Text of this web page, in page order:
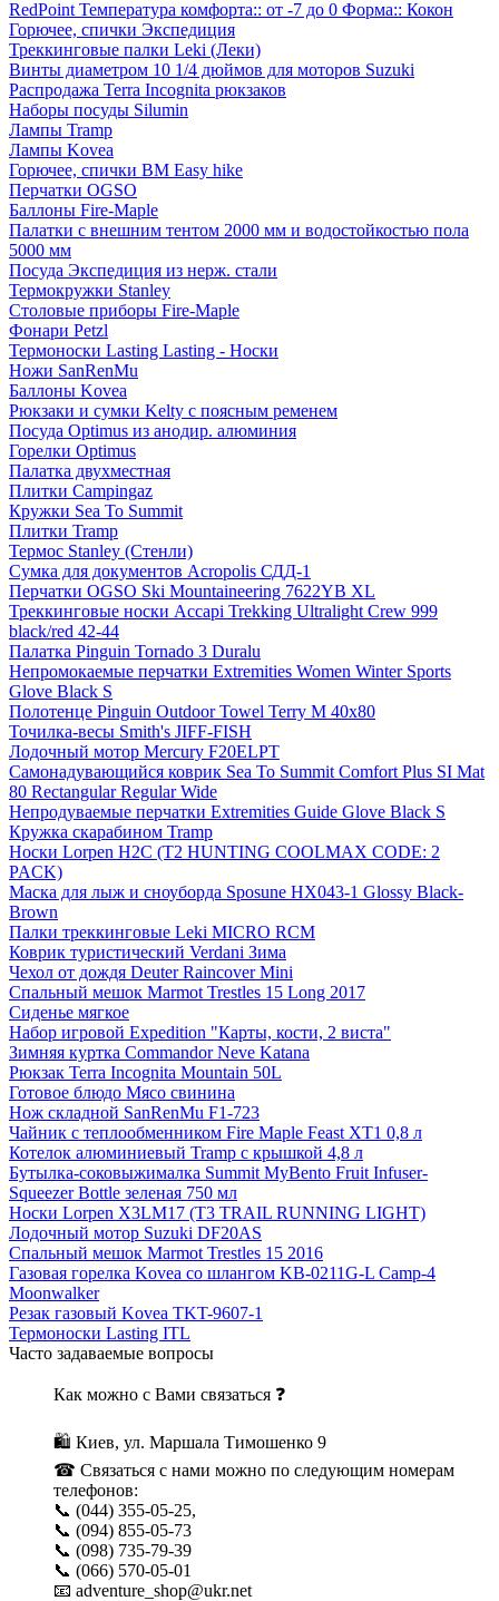
RedPoint Температура комфорта:: от -7 до 0 Форма:: Кокон
Горючее, спички Экспедиция
Треккинговые палки Leki (Леки)
Винты диаметром 10 1/4 дюймов для моторов Suzuki
Распродажа Terra Incognita рюкзаков
Наборы посуды Silumin
Лампы Tramp
Лампы Kovea
Горючее, спички BM Easy hike
Перчатки OGSO
Баллоны Fire-Maple
Палатки с внешним тентом 2000 мм и водостойкостью пола
5000 мм
Посуда Экспедиция из нерж. стали
Термокружки Stanley
Столовые приборы Fire-Maple
Фонари Petzl
Термоноски Lasting Lasting - Носки
Ножи SanRenMu
Баллоны Kovea
Рюкзаки и сумки Kelty с поясным ременем
Посуда Optimus из анодир. алюминия
Горелки Optimus
Палатка двухместная
Плитки Campingaz
Кружки Sea To Summit
Плитки Tramp
Термос Stanley (Стенли)
Сумка для документов Acropolis СДД-1
Перчатки OGSO Ski Mountaineering 7622YB XL
Треккинговые носки Accapi Trekking Ultralight Crew 999
black/red 42-44
Палатка Pinguin Tornado 3 Duralu
Непромокаемые перчатки Extremities Women Winter Sports
Glove Black S
Полотенце Pinguin Outdoor Towel Terry M 40х80
Точилка-весы Smith's JIFF-FISH
Лодочный мотор Mercury F20ELPT
Самонадувающийся коврик Sea To Summit Comfort Plus SI Mat
80 Rectangular Regular Wide
Непродуваемые перчатки Extremities Guide Glove Black S
Кружка скарабином Tramp
Носки Lorpen H2C (T2 HUNTING COOLMAX CODE: 2
PACK)
Маска для лыж и сноуборда Sposune HX043-1 Glossy Black-
Brown
Палки треккинговые Leki MICRO RCM
Коврик туристический Verdani Зима
Чехол от дождя Deuter Raincover Mini
Спальный мешок Marmot Trestles 15 Long 2017
Сиденье мягкое
Набор игровой Expedition "Карты, кости, 2 виста"
Зимняя куртка Commandor Neve Katana
Рюкзак Terra Incognita Mountain 50L
Готовое блюдо Мясо свинина
Нож складной SanRenMu F1-723
Чайник с теплообменником Fire Maple Feast XT1 0,8 л
Котелок алюминиевый Tramp с крышкой 4,8 л
Бутылка-соковыжималка Summit MyBento Fruit Infuser-
Squeezer Bottle зеленая 750 мл
Носки Lorpen X3LM17 (T3 TRAIL RUNNING LIGHT)
Лодочный мотор Suzuki DF20AS
Спальный мешок Marmot Trestles 15 2016
Газовая горелка Kovea со шлангом KB-0211G-L Camp-4
Moonwalker
Резак газовый Kovea TKT-9607-1
Термоноски Lasting ITL
Часто задаваемые вопросы
Как можно с Вами связаться ❓
🛍 Киев, ул. Маршала Тимошенко 9
☎ Связаться с нами можно по следующим номерам
телефонов:
📞 (044) 355-05-25,
📞 (094) 855-05-73
📞 (098) 735-79-39
📞 (066) 570-05-01
📧 adventure_shop@ukr.net